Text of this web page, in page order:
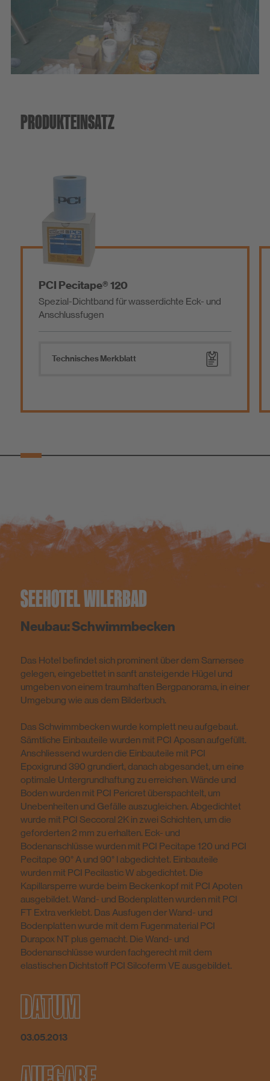
Nachhaltigkeit
PRODUKTEINSATZ
PCI Pecitape® 120
Spezial-Dichtband für wasserdichte Eck- und
Anschlussfugen
Technisches Merkblatt
SEEHOTEL WILERBAD
Neubau: Schwimmbecken
Das Hotel befindet sich prominent über dem Sarnersee
gelegen, eingebettet in sanft ansteigende Hügel und
umgeben von einem traumhaften Bergpanorama, in einer
Umgebung wie aus dem Bilderbuch.
Das Schwimmbecken wurde komplett neu aufgebaut.
Sämtliche Einbauteile wurden mit PCI Aposan aufgefüllt.
Anschliessend wurden die Einbauteile mit PCI
Epoxigrund 390 grundiert, danach abgesandet, um eine
optimale Untergrundhaftung zu erreichen. Wände und
Boden wurden mit PCI Pericret überspachtelt, um
Unebenheiten und Gefälle auszugleichen. Abgedichtet
wurde mit PCI Seccoral 2K in zwei Schichten, um die
geforderten 2 mm zu erhalten. Eck- und
Bodenanschlüsse wurden mit PCI Pecitape 120 und PCI
Pecitape 90° A und 90° l abgedichtet. Einbauteile
wurden mit PCI Pecilastic W abgedichtet. Die
Kapillarsperre wurde beim Beckenkopf mit PCI Apoten
ausgebildet. Wand- und Bodenplatten wurden mit PCI
FT Extra verklebt. Das Ausfugen der Wand- und
Bodenplatten wurde mit dem Fugenmaterial PCI
Durapox NT plus gemacht. Die Wand- und
Bodenanschlüsse wurden fachgerecht mit dem
elastischen Dichtstoff PCI Silcoferm VE ausgebildet.
DATUM
03.05.2013